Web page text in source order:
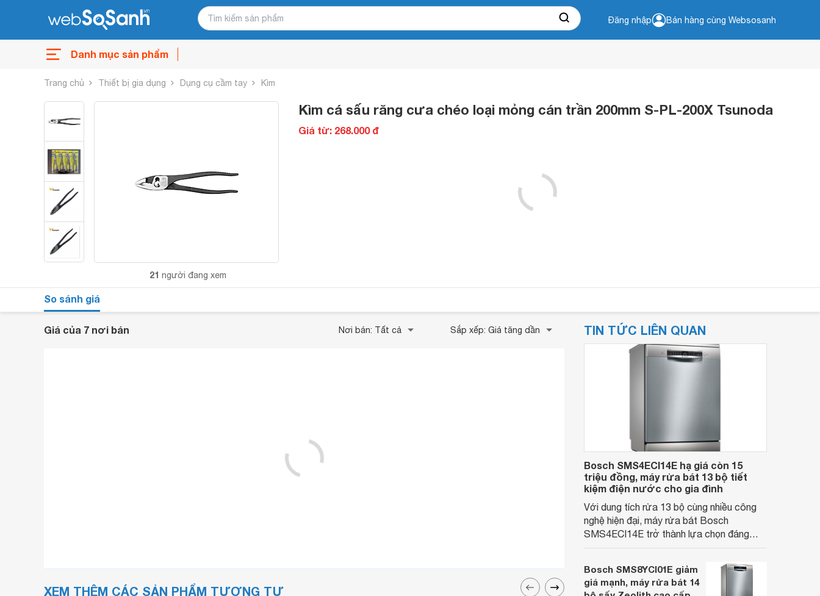
Đăng nhập Bán hàng cùng Websosanh
Danh mục sản phẩm
Trang chủ Thiết bị gia dụng Dụng cụ cầm tay Kìm
21 người đang xem
Kìm cá sấu răng cưa chéo loại mỏng cán trần 200mm S-PL-200X Tsunoda
Giá từ: 268.000 đ
So sánh giá
Giá của 7 nơi bán Nơi bán: Tất cả Sắp xếp: Giá tăng dần
XEM THÊM CÁC SẢN PHẨM TƯƠNG TỰ
TIN TỨC LIÊN QUAN
Bosch SMS4ECI14E hạ giá còn 15
triệu đồng, máy rửa bát 13 bộ tiết
kiệm điện nước cho gia đình
Với dung tích rửa 13 bộ cùng nhiều công
nghệ hiện đại, máy rửa bát Bosch
SMS4ECI14E trở thành lựa chọn đáng
chỉnh giảm sâu.
Bosch SMS8YCI01E giảm
giá mạnh, máy rửa bát 14